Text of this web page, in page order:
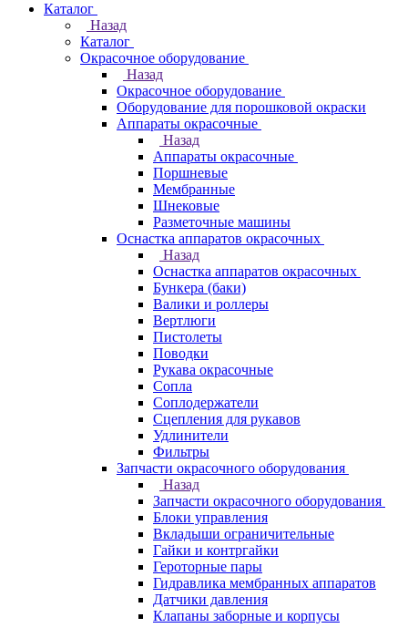
Каталог
Назад
Каталог
Окрасочное оборудование
Назад
Окрасочное оборудование
Оборудование для порошковой окраски
Аппараты окрасочные
Назад
Аппараты окрасочные
Поршневые
Мембранные
Шнековые
Разметочные машины
Оснастка аппаратов окрасочных
Назад
Оснастка аппаратов окрасочных
Бункера (баки)
Валики и роллеры
Вертлюги
Пистолеты
Поводки
Рукава окрасочные
Сопла
Соплодержатели
Сцепления для рукавов
Удлинители
Фильтры
Запчасти окрасочного оборудования
Назад
Запчасти окрасочного оборудования
Блоки управления
Вкладыши ограничительные
Гайки и контргайки
Героторные пары
Гидравлика мембранных аппаратов
Датчики давления
Клапаны заборные и корпусы